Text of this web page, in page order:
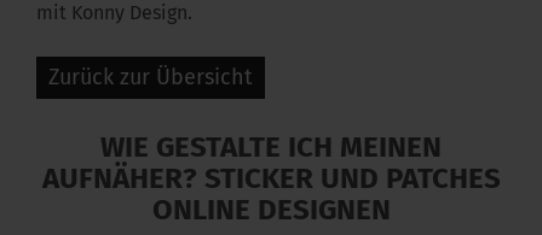
mit Konny Design.
Zurück zur Übersicht
WIE GESTALTE ICH MEINEN
AUFNÄHER? STICKER UND PATCHES
ONLINE DESIGNEN